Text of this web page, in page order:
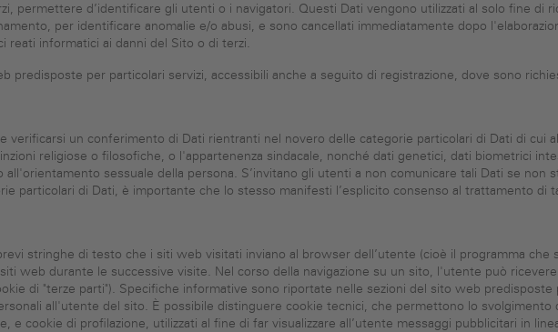
permettere d’identificare gli utenti o i navigatori. Questi Dati vengono utilizzati al solo fine di
per identificare anomalie e/o abusi, e sono cancellati immediatamente dopo
reati informatici ai danni del Sito o di terzi.
predisposte per particolari servizi, accessibili anche a seguito di registrazione, dove sono
un conferimento di Dati rientranti nel novero delle categorie particolari di Dati di cui
religiose o filosofiche, o l'appartenenza sindacale, nonché dati genetici, dati biometrici
sessuale della persona. S’invitano gli utenti a non comunicare tali Dati se non
particolari di Dati, è importante che lo stesso manifesti l’esplicito consenso al trattamento di
stringhe di testo che i siti web visitati inviano al browser dell’utente (cioè il programma che
web durante le successive visite. Nel corso della navigazione su un sito, l'utente può
di "terze parti"). Specifiche informative sono riportate nelle sezioni del sito web predisposte
all'utente del sito. È possibile distinguere cookie tecnici, che permettono lo
cookie di profilazione, utilizzati al fine di far visualizzare all’utente messaggi pubblicitari in